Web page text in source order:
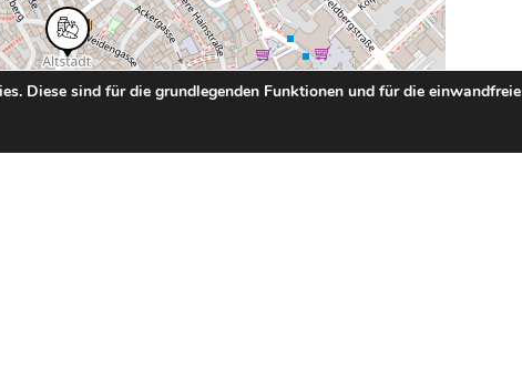
Diese sind für die grundlegenden Funktionen und für die einwandfreie